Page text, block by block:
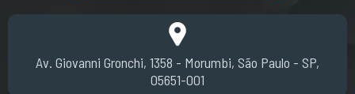
Av. Giovanni Gronchi, 1358 - Morumbi, São Paulo - SP,
05651-001